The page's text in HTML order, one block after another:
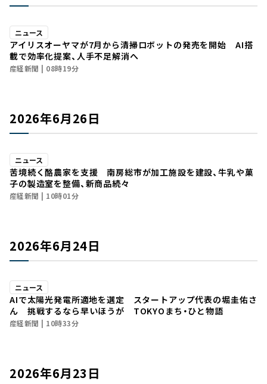
ニュース
アイリスオーヤマが7月から清掃ロボットの発売を開始 AI搭
載で効率化提案、人手不足解消へ
産経新聞 08時19分
2026年6月26日
ニュース
苦境続く酪農家を支援 南房総市が加工施設を建設、牛乳や菓
子の製造室を整備、新商品続々
産経新聞 10時01分
2026年6月24日
ニュース
AIで太陽光発電所適地を選定 スタートアップ代表の堀圭佑さ
ん 挑戦するなら早いほうが TOKYOまち・ひと物語
産経新聞 10時33分
2026年6月23日